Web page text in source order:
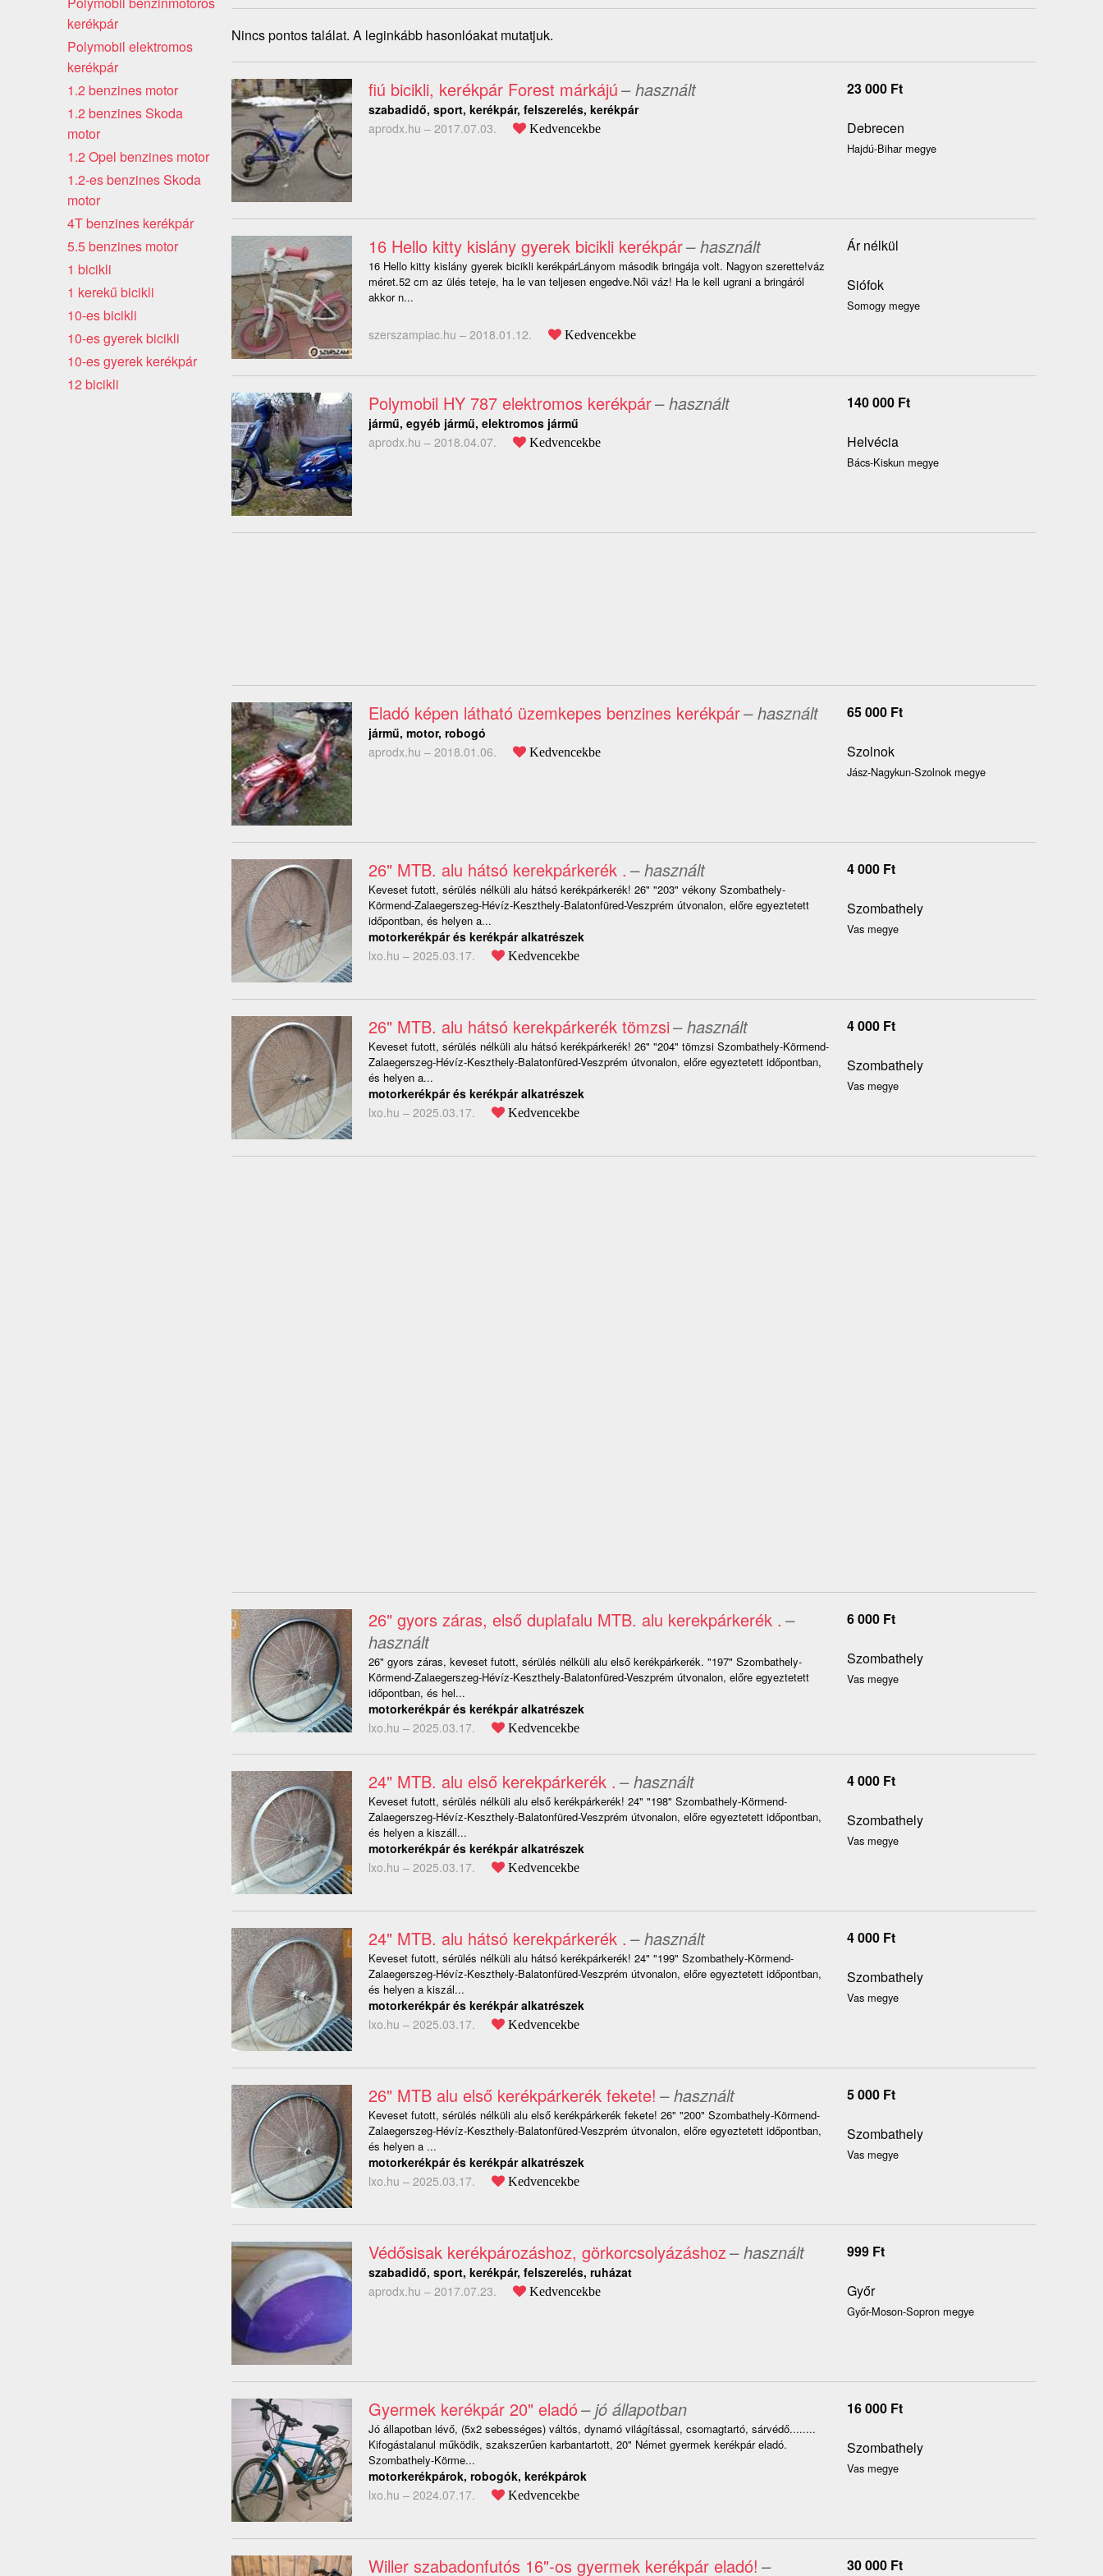
Nincs pontos találat. A leginkább hasonlóakat mutatjuk.
fiú bicikli, kerékpár Forest márkájú– használt
szabadidő, sport, kerékpár, felszerelés, kerékpár
aprodx.hu – 2017.07.03. Kedvencekbe
23 000 Ft
Debrecen
Hajdú-Bihar megye
16 Hello kitty kislány gyerek bicikli kerékpár– használt
16 Hello kitty kislány gyerek bicikli kerékpárLányom második bringája volt. Nagyon szerette!váz
méret.52 cm az ülés teteje, ha le van teljesen engedve.Női váz! Ha le kell ugrani a bringáról
akkor n...
szerszampiac.hu – 2018.01.12. Kedvencekbe
Ár nélkül
Siófok
Somogy megye
Polymobil HY 787 elektromos kerékpár– használt
jármű, egyéb jármű, elektromos jármű
aprodx.hu – 2018.04.07. Kedvencekbe
140 000 Ft
Helvécia
Bács-Kiskun megye
Eladó képen látható üzemkepes benzines kerékpár– használt
jármű, motor, robogó
aprodx.hu – 2018.01.06. Kedvencekbe
65 000 Ft
Szolnok
Jász-Nagykun-Szolnok megye
26" MTB. alu hátsó kerekpárkerék . – használt
Keveset futott, sérülés nélküli alu hátsó kerékpárkerék! 26" "203" vékony Szombathely-
Körmend-Zalaegerszeg-Hévíz-Keszthely-Balatonfüred-Veszprém útvonalon, előre egyeztetett
időpontban, és helyen a...
motorkerékpár és kerékpár alkatrészek
lxo.hu – 2025.03.17. Kedvencekbe
4 000 Ft
Szombathely
Vas megye
26" MTB. alu hátsó kerekpárkerék tömzsi– használt
Keveset futott, sérülés nélküli alu hátsó kerékpárkerék! 26" "204" tömzsi Szombathely-Körmend-
Zalaegerszeg-Hévíz-Keszthely-Balatonfüred-Veszprém útvonalon, előre egyeztetett időpontban,
és helyen a...
motorkerékpár és kerékpár alkatrészek
lxo.hu – 2025.03.17. Kedvencekbe
4 000 Ft
Szombathely
Vas megye
26" gyors záras, első duplafalu MTB. alu kerekpárkerék . –
használt
26" gyors záras, keveset futott, sérülés nélküli alu első kerékpárkerék. "197" Szombathely-
Körmend-Zalaegerszeg-Hévíz-Keszthely-Balatonfüred-Veszprém útvonalon, előre egyeztetett
időpontban, és hel...
motorkerékpár és kerékpár alkatrészek
lxo.hu – 2025.03.17. Kedvencekbe
6 000 Ft
Szombathely
Vas megye
24" MTB. alu első kerekpárkerék . – használt
Keveset futott, sérülés nélküli alu első kerékpárkerék! 24" "198" Szombathely-Körmend-
Zalaegerszeg-Hévíz-Keszthely-Balatonfüred-Veszprém útvonalon, előre egyeztetett időpontban,
és helyen a kiszáll...
motorkerékpár és kerékpár alkatrészek
lxo.hu – 2025.03.17. Kedvencekbe
4 000 Ft
Szombathely
Vas megye
24" MTB. alu hátsó kerekpárkerék . – használt
Keveset futott, sérülés nélküli alu hátsó kerékpárkerék! 24" "199" Szombathely-Körmend-
Zalaegerszeg-Hévíz-Keszthely-Balatonfüred-Veszprém útvonalon, előre egyeztetett időpontban,
és helyen a kiszál...
motorkerékpár és kerékpár alkatrészek
lxo.hu – 2025.03.17. Kedvencekbe
4 000 Ft
Szombathely
Vas megye
26" MTB alu első kerékpárkerék fekete! – használt
Keveset futott, sérülés nélküli alu első kerékpárkerék fekete! 26" "200" Szombathely-Körmend-
Zalaegerszeg-Hévíz-Keszthely-Balatonfüred-Veszprém útvonalon, előre egyeztetett időpontban,
és helyen a ...
motorkerékpár és kerékpár alkatrészek
lxo.hu – 2025.03.17. Kedvencekbe
5 000 Ft
Szombathely
Vas megye
Védősisak kerékpározáshoz, görkorcsolyázáshoz– használt
szabadidő, sport, kerékpár, felszerelés, ruházat
aprodx.hu – 2017.07.23. Kedvencekbe
999 Ft
Győr
Győr-Moson-Sopron megye
Gyermek kerékpár 20" eladó– jó állapotban
Jó állapotban lévő, (5x2 sebességes) váltós, dynamó világítással, csomagtartó, sárvédő........
Kifogástalanul működik, szakszerűen karbantartott, 20" Német gyermek kerékpár eladó.
Szombathely-Körme...
motorkerékpárok, robogók, kerékpárok
lxo.hu – 2024.07.17. Kedvencekbe
16 000 Ft
Szombathely
Vas megye
Willer szabadonfutós 16"-os gyermek kerékpár eladó! – 30 000 Ft
kerékpár
Polymobil elektromos
kerékpár
1.2 benzines motor
1.2 benzines Skoda
motor
1.2 Opel benzines motor
1.2-es benzines Skoda
motor
4T benzines kerékpár
5.5 benzines motor
1 bicikli
1 kerekű bicikli
10-es bicikli
10-es gyerek bicikli
10-es gyerek kerékpár
12 bicikli